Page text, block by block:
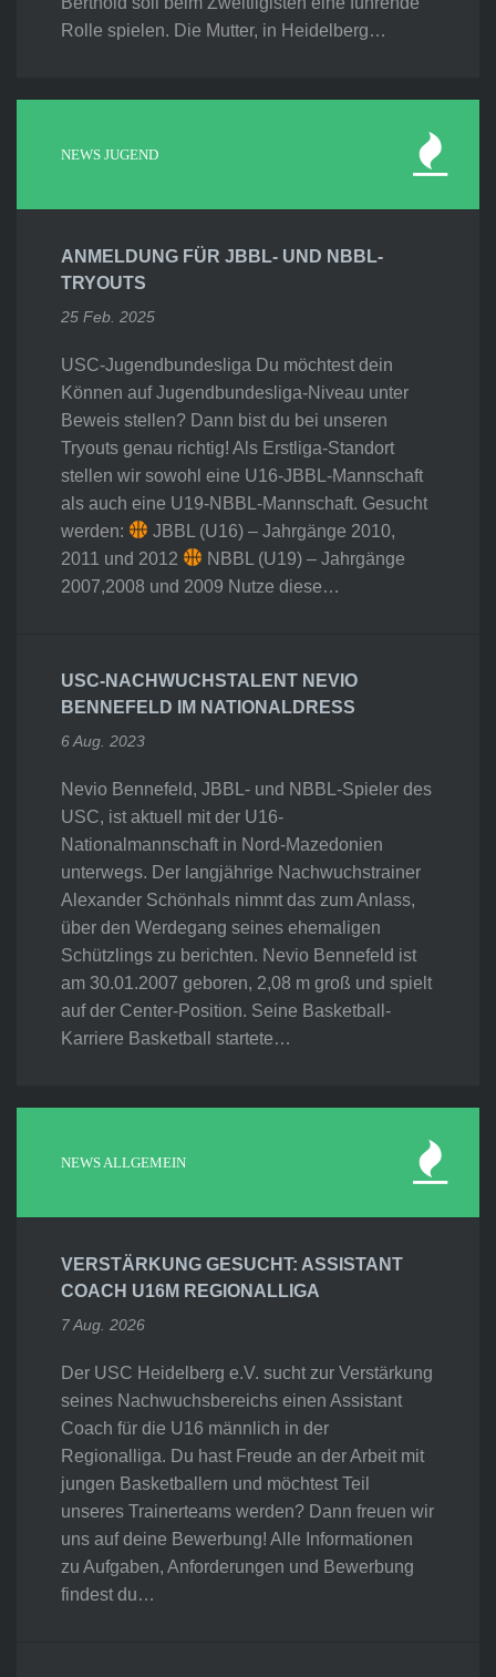
Rolle spielen. Die Mutter, in Heidelberg…
NEWS JUGEND
ANMELDUNG FÜR JBBL- UND NBBL-
TRYOUTS
25 Feb. 2025
USC-Jugendbundesliga Du möchtest dein
Können auf Jugendbundesliga-Niveau unter
Beweis stellen? Dann bist du bei unseren
Tryouts genau richtig! Als Erstliga-Standort
stellen wir sowohl eine U16-JBBL-Mannschaft
als auch eine U19-NBBL-Mannschaft. Gesucht
werden:
JBBL (U16) – Jahrgänge 2010,
2011 und 2012
NBBL (U19) – Jahrgänge
2007,2008 und 2009 Nutze diese…
USC-NACHWUCHSTALENT NEVIO
BENNEFELD IM NATIONALDRESS
6 Aug. 2023
Nevio Bennefeld, JBBL- und NBBL-Spieler des
USC, ist aktuell mit der U16-
Nationalmannschaft in Nord-Mazedonien
unterwegs. Der langjährige Nachwuchstrainer
Alexander Schönhals nimmt das zum Anlass,
über den Werdegang seines ehemaligen
Schützlings zu berichten. Nevio Bennefeld ist
am 30.01.2007 geboren, 2,08 m groß und spielt
auf der Center-Position. Seine Basketball-
Karriere Basketball startete…
NEWS ALLGEMEIN
VERSTÄRKUNG GESUCHT: ASSISTANT
COACH U16M REGIONALLIGA
7 Aug. 2026
Der USC Heidelberg e.V. sucht zur Verstärkung
seines Nachwuchsbereichs einen Assistant
Coach für die U16 männlich in der
Regionalliga. Du hast Freude an der Arbeit mit
jungen Basketballern und möchtest Teil
unseres Trainerteams werden? Dann freuen wir
uns auf deine Bewerbung! Alle Informationen
zu Aufgaben, Anforderungen und Bewerbung
findest du…